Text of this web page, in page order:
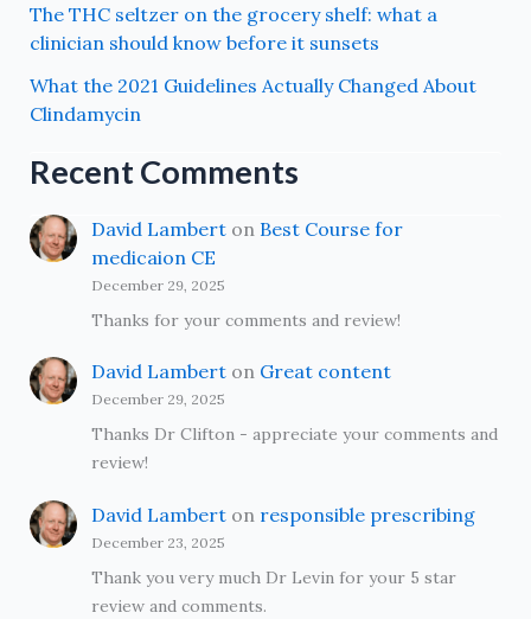
The THC seltzer on the grocery shelf: what a
clinician should know before it sunsets
What the 2021 Guidelines Actually Changed About
Clindamycin
Recent Comments
David Lamberton Best Course for
medicaion CE
December 29, 2025
Thanks for your comments and review!
David Lamberton Great content
December 29, 2025
Thanks Dr Clifton - appreciate your comments and
review!
David Lamberton responsible prescribing
December 23, 2025
Thank you very much Dr Levin for your 5 star
review and comments.